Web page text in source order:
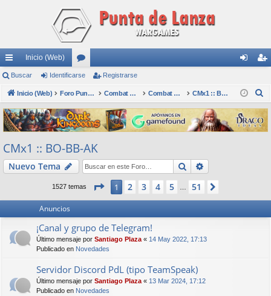
nl
ac
es
rá
pi
do
Inicio (Web)
or
os nti
fic
ar
ist
ra
rs
Buscar Identificarse Registrarse
Inicio (Web) Foro Punta de Lanza Wargames Combat Mission Combat Mission (CMx2) CMx1 :: BO-BB-AK
s
c
CMx1 :: BO-BB-AK
Nuevo Tema Buscar
1527 temas Página de 51
1 2 3 4 5 51
Anuncios
¡Canal y grupo de Telegram!
Último mensaje por Santiago Plaza « 14 May 2022, 17:13
Publicado en Novedades
Servidor Discord PdL (tipo TeamSpeak)
Último mensaje por Santiago Plaza « 13 Mar 2024, 17:12
Publicado en Novedades